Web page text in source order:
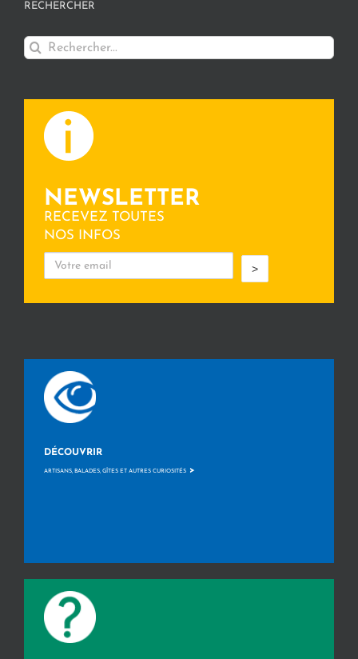
RECHERCHER
Rechercher:
NEWSLETTER
RECEVEZ TOUTES
NOS INFOS
>
DÉCOUVRIR
ARTISANS, BALADES, GÎTES ET AUTRES CURIOSITÉS >